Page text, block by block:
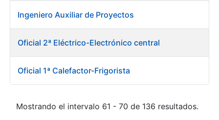
Ingeniero Auxiliar de Proyectos
Oficial 2ª Eléctrico-Electrónico central
Oficial 1ª Calefactor-Frigorista
Mostrando el intervalo 61 - 70 de 136 resultados.